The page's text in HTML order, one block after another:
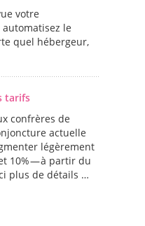
votre
le
quel hébergeur,
tarifs
confrères de
actuelle
légèrement
10% — à partir du
plus de détails …